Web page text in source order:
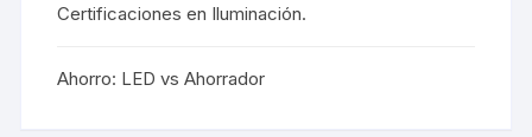
Certificaciones en Iluminación.
Ahorro: LED vs Ahorrador